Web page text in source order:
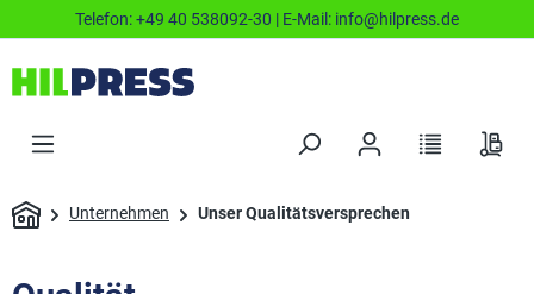
Telefon:+49 40 538092-30 | E-Mail: info@hilpress.de
Unternehmen Unser Qualitätsversprechen